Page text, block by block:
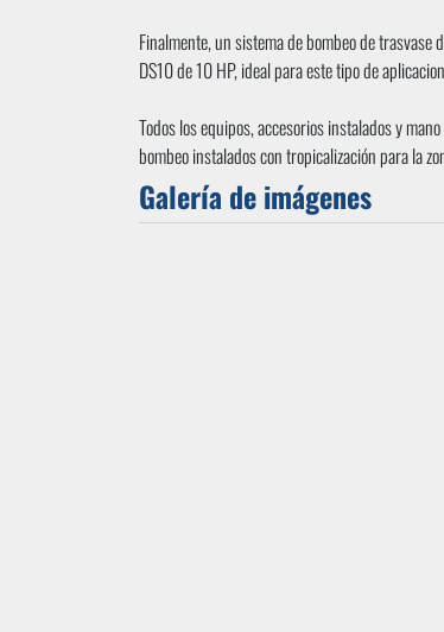
Finalmente, un sistema de bombeo de
DS10 de 10 HP, ideal para este tipo de
Todos los equipos, accesorios instalados y
bombeo instalados con tropicalización para la
Galería de imágenes